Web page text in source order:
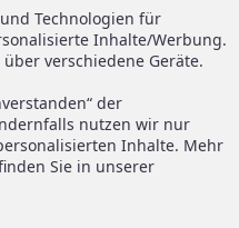
Spiegelando Magazin
Support
Brauchen Sie Hilfe oder
haben Sie Fragen?
Technologien für
Inhalte/Werbung.
verschiedene Geräte.
der
nutzen wir nur
Inhalte. Mehr
Sie in unserer